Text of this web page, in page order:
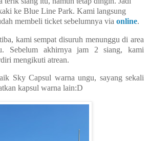
ke Blue Line Park. Kami langsung
membeli ticket sebelumnya via online.
kami sempat disuruh menunggu di area
Sebelum akhirnya jam 2 siang, kami
mengikuti atrean.
Sky Capsul warna ungu, sayang sekali
kapsul warna lain:D